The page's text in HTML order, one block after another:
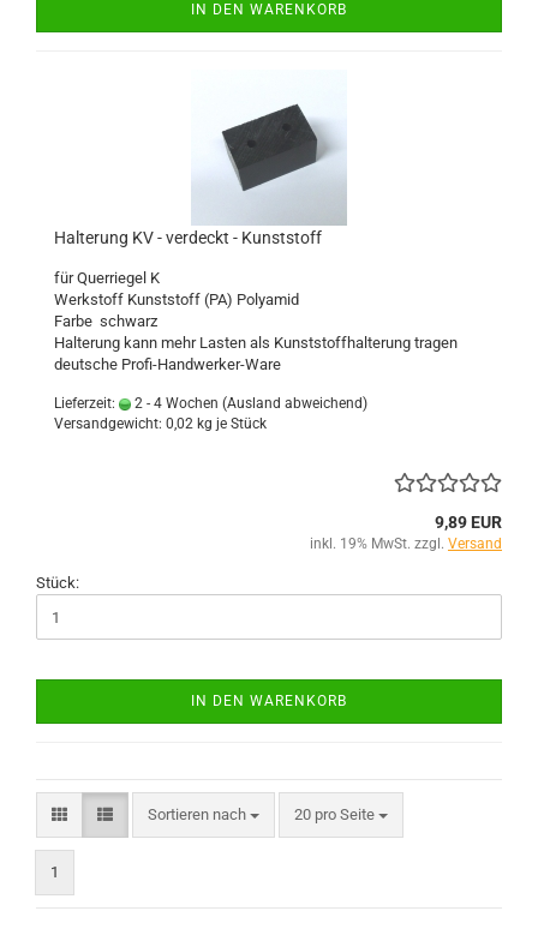
IN DEN WARENKORB
Halterung KV - verdeckt - Kunststoff
für Querriegel K
Werkstoff Kunststoff (PA) Polyamid
Farbe schwarz
Halterung kann mehr Lasten als Kunststoffhalterung tragen
deutsche Profi-Handwerker-Ware
Lieferzeit: 2 - 4 Wochen (Ausland abweichend)
Versandgewicht: 0,02 kg je Stück
9,89 EUR
inkl. 19% MwSt. zzgl. Versand
Stück:
IN DEN WARENKORB
Sortieren nach
Sortieren nach 20 pro Seite
pro Seite
1